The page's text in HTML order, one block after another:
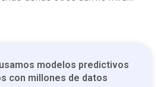
modelos predictivos
con millones de datos